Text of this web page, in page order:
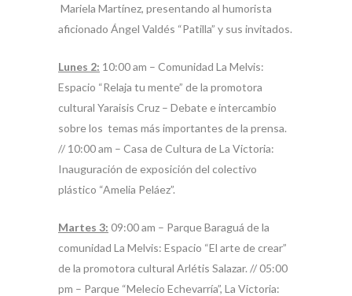
Mariela Martínez, presentando al humorista
aficionado Ángel Valdés “Patilla” y sus invitados.
Lunes 2: 10:00 am – Comunidad La Melvis:
Espacio “Relaja tu mente” de la promotora
cultural Yaraisis Cruz – Debate e intercambio
sobre los temas más importantes de la prensa.
// 10:00 am – Casa de Cultura de La Victoria:
Inauguración de exposición del colectivo
plástico “Amelia Peláez”.
Martes 3: 09:00 am – Parque Baraguá de la
comunidad La Melvis: Espacio “El arte de crear”
de la promotora cultural Arlétis Salazar. // 05:00
pm – Parque “Melecio Echevarría”, La Victoria: